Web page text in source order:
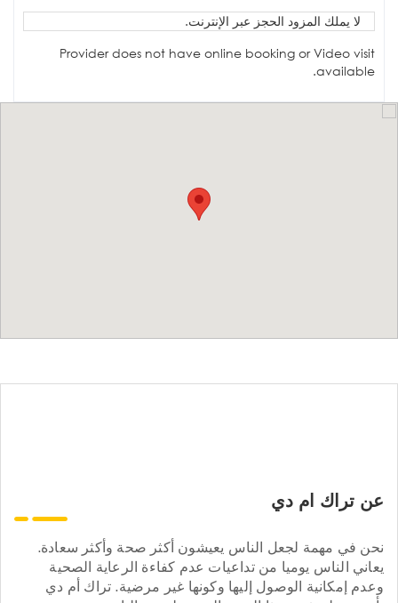
لا يملك المزود الحجز عبر الإنترنت.
Provider does not have online booking or Video visit
available.
عن تراك ام دي
نحن في مهمة لجعل الناس يعيشون أكثر صحة وأكثر سعادة.
يعاني الناس يوميا من تداعيات عدم كفاءة الرعاية الصحية
وعدم إمكانية الوصول إليها وكونها غير مرضية. تراك أم دي